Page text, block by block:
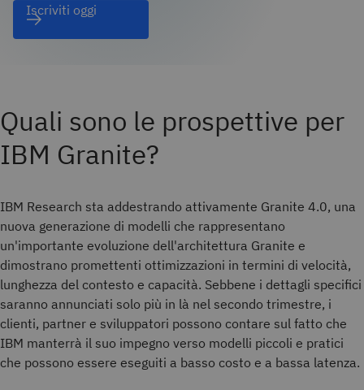
Iscriviti oggi
Quali sono le prospettive per
IBM Granite?
IBM Research sta addestrando attivamente Granite 4.0, una
nuova generazione di modelli che rappresentano
un'importante evoluzione dell'architettura Granite e
dimostrano promettenti ottimizzazioni in termini di velocità,
lunghezza del contesto e capacità. Sebbene i dettagli specifici
saranno annunciati solo più in là nel secondo trimestre, i
clienti, partner e sviluppatori possono contare sul fatto che
IBM manterrà il suo impegno verso modelli piccoli e pratici
che possono essere eseguiti a basso costo e a bassa latenza.